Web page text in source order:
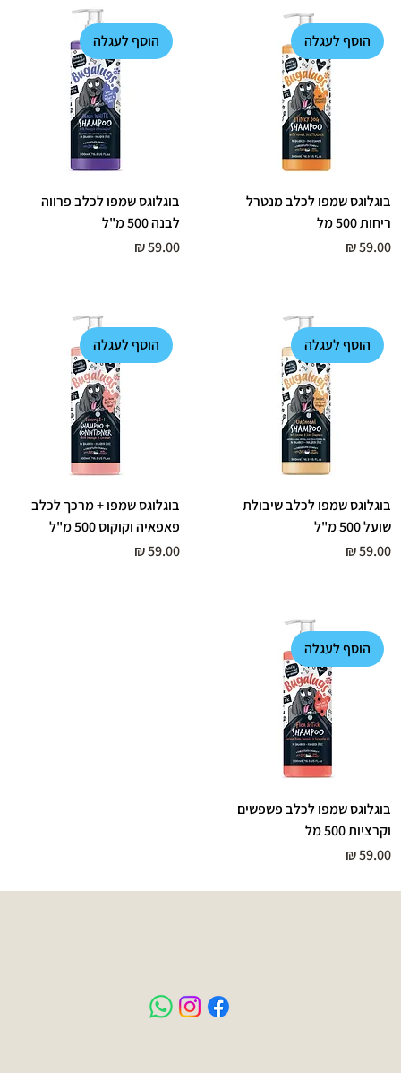
הוסף לעגלה
בוגלוגס שמפו לכלב מנטרל
ריחות 500 מל
מחיר
הוסף לעגלה
בוגלוגס שמפו לכלב פרווה
לבנה 500 מ"ל
מחיר
הוסף לעגלה
בוגלוגס שמפו לכלב שיבולת
שועל 500 מ"ל
מחיר
הוסף לעגלה
בוגלוגס שמפו + מרכך לכלב
פאפאיה וקוקוס 500 מ"ל
מחיר
הוסף לעגלה
בוגלוגס שמפו לכלב פשפשים
וקרציות 500 מל
מחיר